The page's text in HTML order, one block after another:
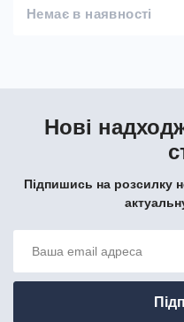
Немає в наявності
Нові
Підпишись на розсилку